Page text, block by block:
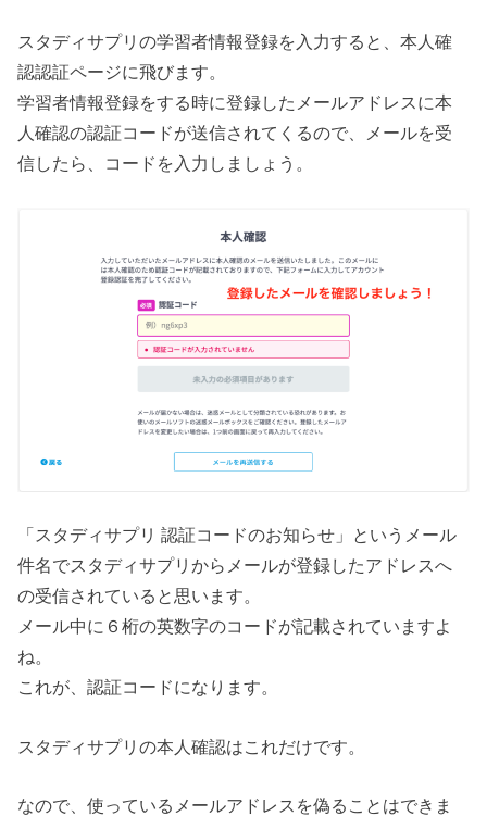
スタディサプリの学習者情報登録を入力すると、本人確
認認証ページに飛びます。
学習者情報登録をする時に登録したメールアドレスに本
人確認の認証コードが送信されてくるので、メールを受
信したら、コードを入力しましょう。
「スタディサプリ 認証コードのお知らせ」というメール
件名でスタディサプリからメールが登録したアドレスへ
の受信されていると思います。
メール中に６桁の英数字のコードが記載されていますよ
ね。
これが、認証コードになります。
スタディサプリの本人確認はこれだけです。
なので、使っているメールアドレスを偽ることはできま